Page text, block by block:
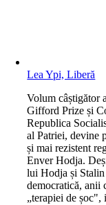
Lea Ypi, Liberă
Volum câștigător
Gifford Prize și
Republica
al Patriei, devine
și mai rezistent
Enver Hodja.
lui Hodja și Stalin
democratică, anii
„terapiei de